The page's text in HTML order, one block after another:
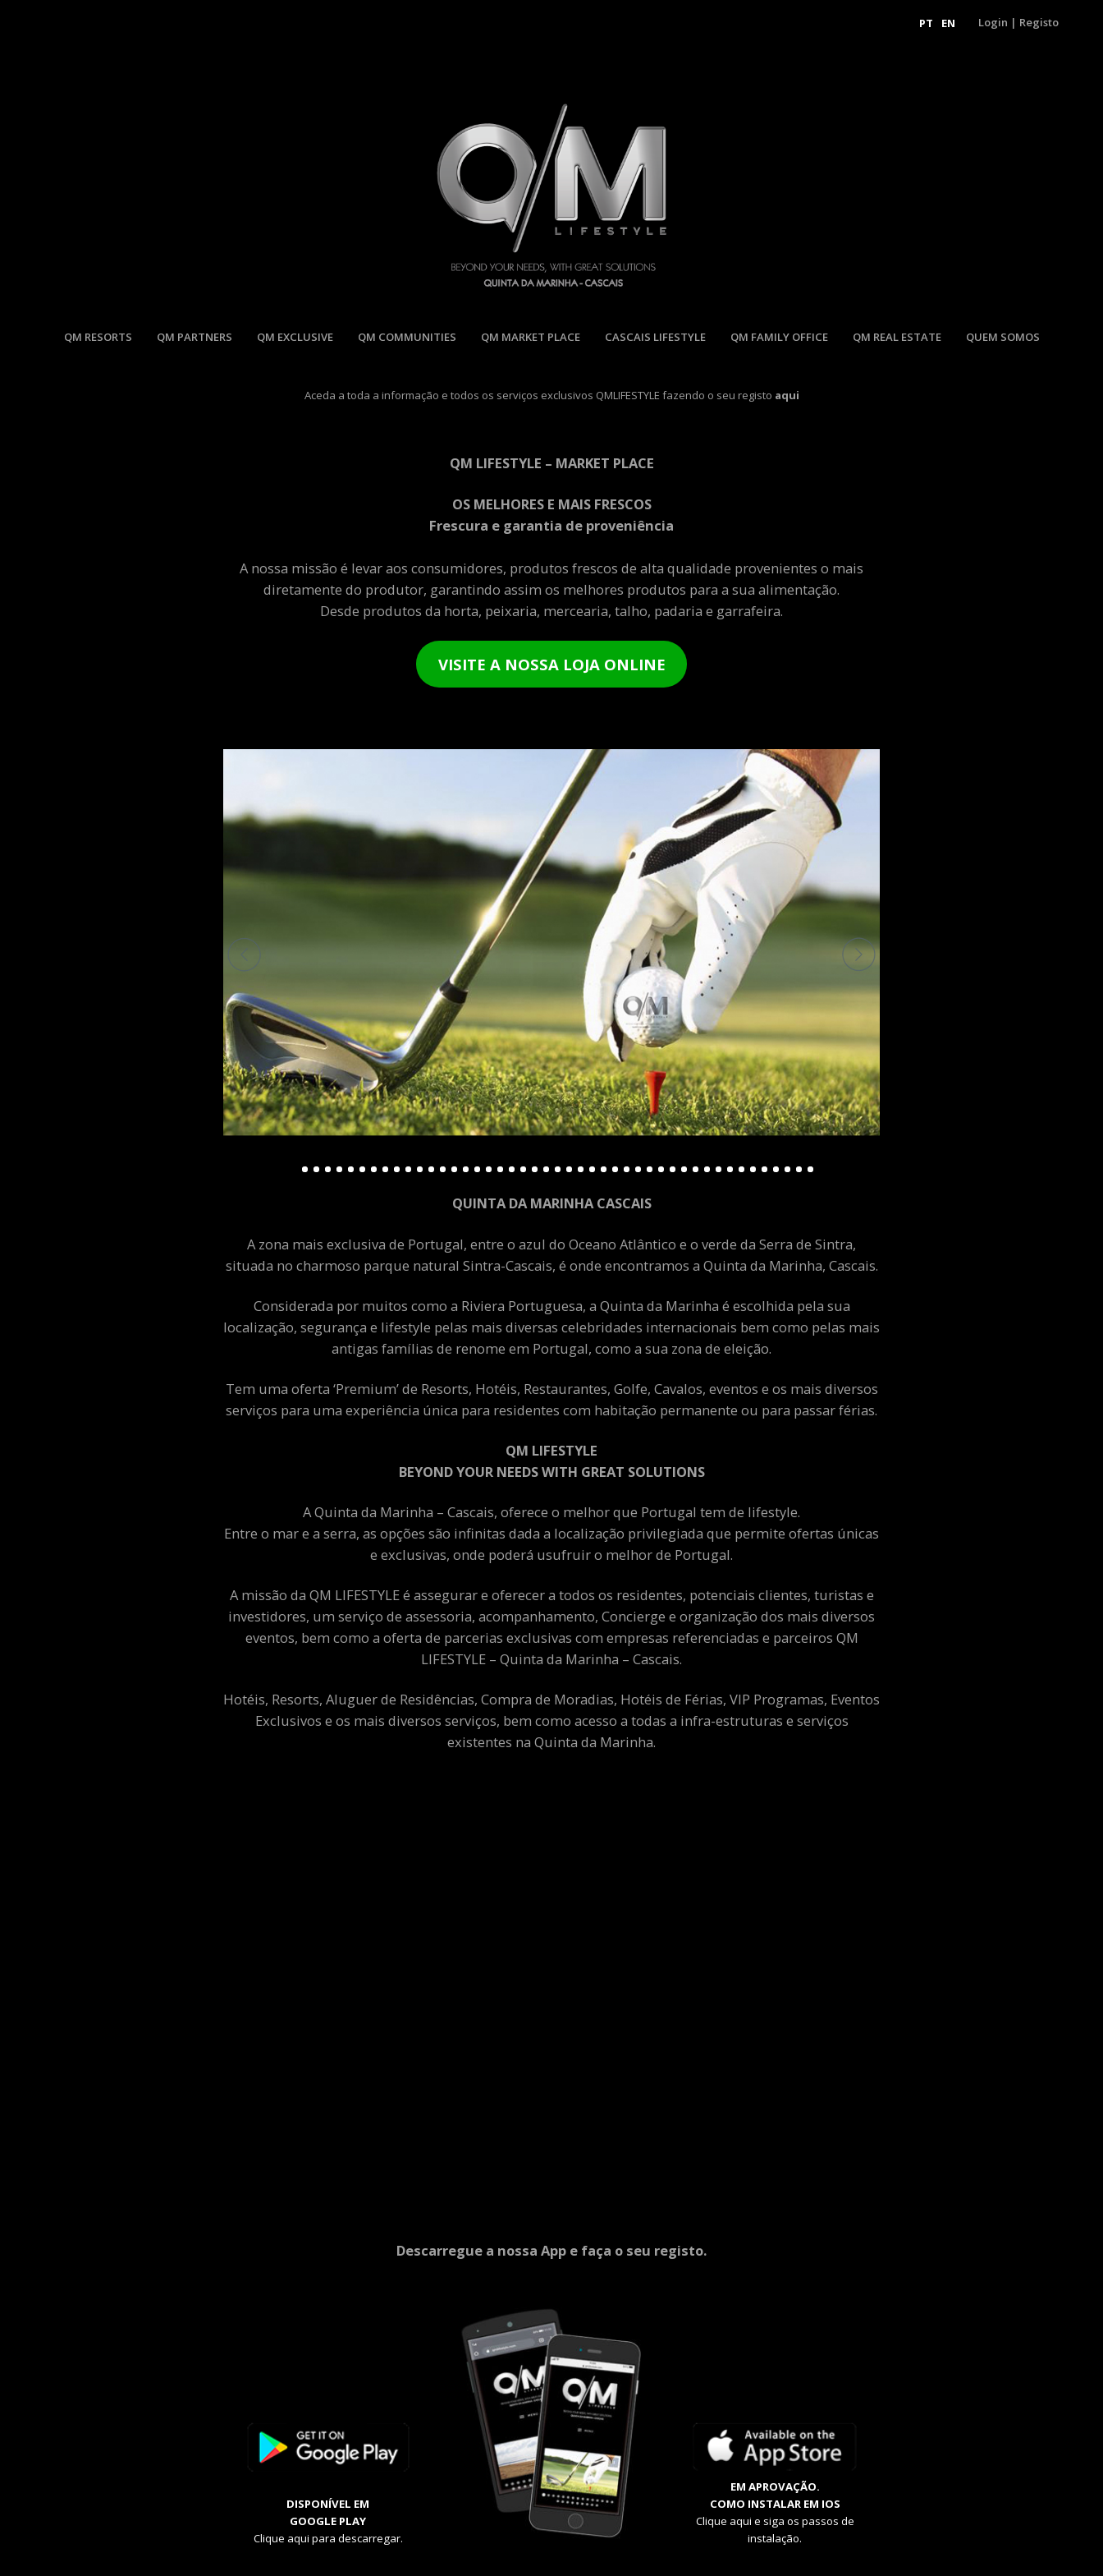
PT EN Login | Registo
QM RESORTS QM PARTNERS QM EXCLUSIVE QM COMMUNITIES QM MARKET PLACE CASCAIS LIFESTYLE QM FAMILY OFFICE QM REAL ESTATE QUEM SOMOS
Aceda a toda a informação e todos os serviços exclusivos QMLIFESTYLE fazendo o seu registo aqui
QM LIFESTYLE – MARKET PLACE
OS MELHORES E MAIS FRESCOS
Frescura e garantia de proveniência
A nossa missão é levar aos consumidores, produtos frescos de alta qualidade provenientes o mais
diretamente do produtor, garantindo assim os melhores produtos para a sua alimentação.
Desde produtos da horta, peixaria, mercearia, talho, padaria e garrafeira.
VISITE A NOSSA LOJA ONLINE
QUINTA DA MARINHA CASCAIS
A zona mais exclusiva de Portugal, entre o azul do Oceano Atlântico e o verde da Serra de Sintra,
situada no charmoso parque natural Sintra-Cascais, é onde encontramos a Quinta da Marinha, Cascais.
Considerada por muitos como a Riviera Portuguesa, a Quinta da Marinha é escolhida pela sua
localização, segurança e lifestyle pelas mais diversas celebridades internacionais bem como pelas mais
antigas famílias de renome em Portugal, como a sua zona de eleição.
Tem uma oferta ‘Premium’ de Resorts, Hotéis, Restaurantes, Golfe, Cavalos, eventos e os mais diversos
serviços para uma experiência única para residentes com habitação permanente ou para passar férias.
QM LIFESTYLE
BEYOND YOUR NEEDS WITH GREAT SOLUTIONS
A Quinta da Marinha – Cascais, oferece o melhor que Portugal tem de lifestyle.
Entre o mar e a serra, as opções são infinitas dada a localização privilegiada que permite ofertas únicas
e exclusivas, onde poderá usufruir o melhor de Portugal.
A missão da QM LIFESTYLE é assegurar e oferecer a todos os residentes, potenciais clientes, turistas e
investidores, um serviço de assessoria, acompanhamento, Concierge e organização dos mais diversos
eventos, bem como a oferta de parcerias exclusivas com empresas referenciadas e parceiros QM
LIFESTYLE – Quinta da Marinha – Cascais.
Hotéis, Resorts, Aluguer de Residências, Compra de Moradias, Hotéis de Férias, VIP Programas, Eventos
Exclusivos e os mais diversos serviços, bem como acesso a todas a infra-estruturas e serviços
existentes na Quinta da Marinha.
Descarregue a nossa App e faça o seu registo.
DISPONÍVEL EM
GOOGLE PLAY
Clique aqui para descarregar.
EM APROVAÇÃO.
COMO INSTALAR EM IOS
Clique aqui e siga os passos de
instalação.